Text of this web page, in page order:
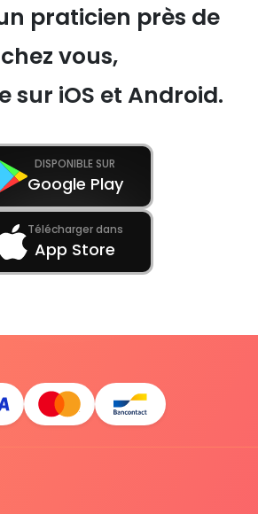
praticien près de
chez vous,
sur iOS et Android.
DISPONIBLE SUR
Google Play
Télécharger dans
App Store